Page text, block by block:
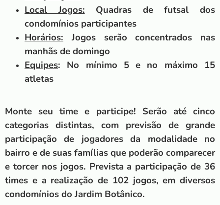
Local Jogos: Quadras de futsal dos
condomínios participantes
Horários: Jogos serão concentrados nas
manhãs de domingo
Equipes: No mínimo 5 e no máximo 15
atletas
Monte seu time e participe! Serão até cinco
categorias distintas, com previsão de grande
participação de jogadores da modalidade no
bairro e de suas famílias que poderão comparecer
e torcer nos jogos. Prevista a participação de 36
times e a realização de 102 jogos, em diversos
condomínios do Jardim Botânico.